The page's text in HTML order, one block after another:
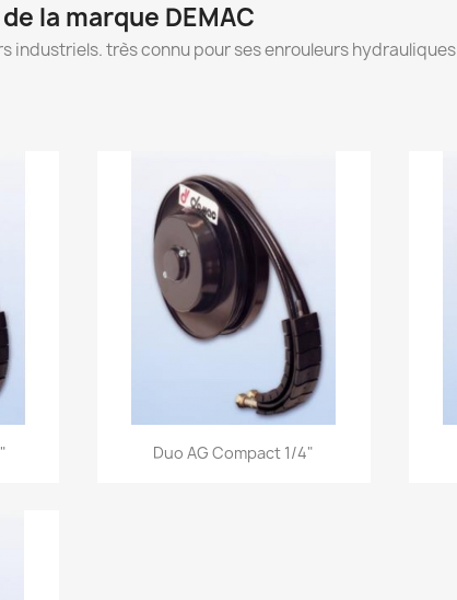
la marque DEMAC
industriels. très connu pour ses enrouleurs hydrauliques
 Aperçu rapide
Duo AG Compact 1/4"